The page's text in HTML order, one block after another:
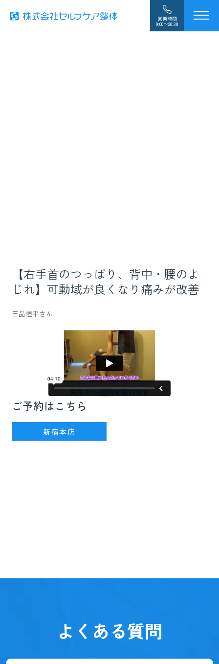
営業時間
9:00〜20:30
【右手首のつっぱり、背中・腰のよ
じれ】可動域が良くなり痛みが改善
三品恒平さん
ご予約はこちら
新宿本店
よくある質問